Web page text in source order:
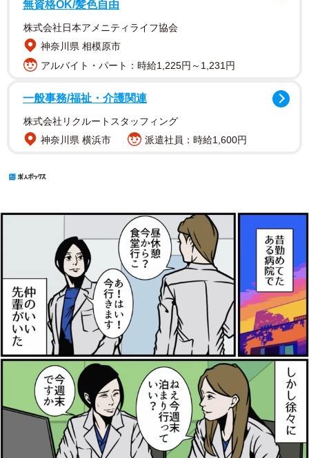
無資格OK/髪色自由
株式会社日本アメニティライフ協会
神奈川県 相模原市
アルバイト・パート：時給1,225円～1,231円
一般事務/福祉・介護関連
株式会社リクルートスタッフィング
神奈川県 横浜市
派遣社員：時給1,600円